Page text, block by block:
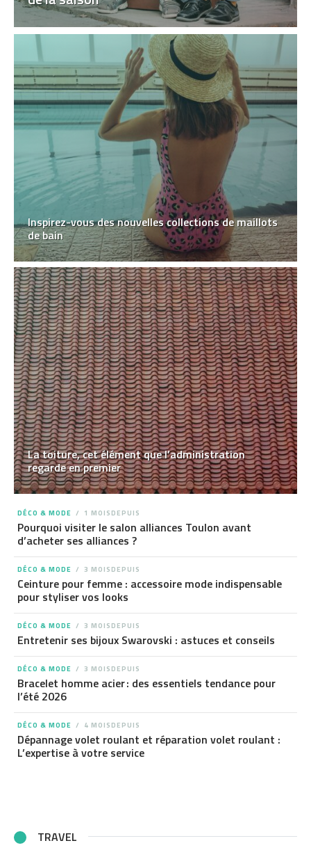
Inspirez-vous des nouvelles collections de maillots
de bain
La toiture, cet élément que l’administration
regarde en premier
DÉCO & MODE 1 MOISDEPUIS
Pourquoi visiter le salon alliances Toulon avant
d’acheter ses alliances ?
DÉCO & MODE 3 MOISDEPUIS
Ceinture pour femme : accessoire mode indispensable
pour styliser vos looks
DÉCO & MODE 3 MOISDEPUIS
Entretenir ses bijoux Swarovski : astuces et conseils
DÉCO & MODE 3 MOISDEPUIS
Bracelet homme acier : des essentiels tendance pour
l’été 2026
DÉCO & MODE 4 MOISDEPUIS
Dépannage volet roulant et réparation volet roulant :
L’expertise à votre service
TRAVEL